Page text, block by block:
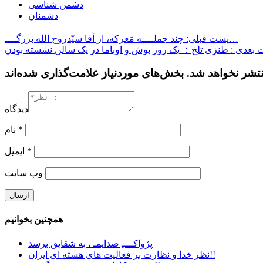
دشمن شناسی
دشمنان
پست قبلی: چند جملــــه مَعرکه، از آقا سیّدروح الله بزرگــــ…
دیدگاه
*
*
وب‌ سایت
همچنین بخوانیم
پژواکــــِ صدایمـ ، به شقایق برسد
نظر خدا و نظارت بر فعالیت های هسته ای ایران!!